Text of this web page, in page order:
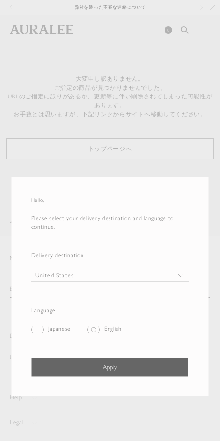
Hello,
Please select your delivery destination and language to
continue.
Delivery destination
Language
Japanese English
Apply
弊社を装った不審な連絡について
0
大変申し訳ありません。
ご指定の商品が見つかりませんでした。
URLのご指定に誤りがあるか、更新等に伴い削除されてしまった可能性が
あります。
お手数とは思いますが、下記リンクからサイトへ移動してください。
トップページへ
AURALEE ITEM
Newsletter
Delivery destination and Language
United States Japanese
Help
Legal